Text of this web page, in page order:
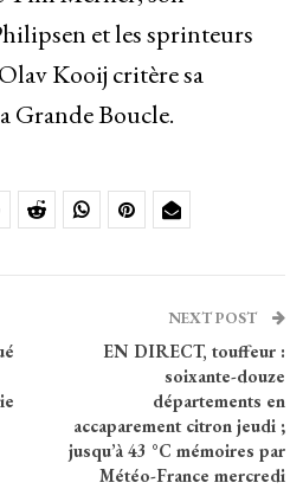
et les sprinteurs
Kooij critère sa
Grande Boucle.
NEXT POST
EN DIRECT, touffeur :
soixante-douze
départements en
accaparement citron jeudi ;
jusqu’à 43 °C mémoires par
Météo-France mercredi